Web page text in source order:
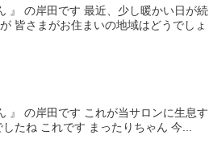
』 の岸田です 最近、少し暖かい日が続
皆さまがお住まいの地域はどうでしょ
』 の岸田です これが当サロンに生息す
たね これです まったりちゃん 今...